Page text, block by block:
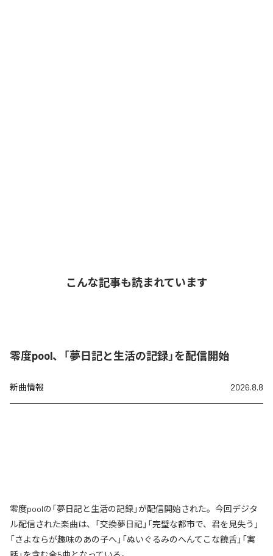
こんな記事も読まれています
零度pool、「夢日記と生活の記録」を配信開始
新曲情報 2026.8.8
零度poolの「夢日記と生活の記録」が配信開始された。今回デジタ
ル配信された楽曲は、「交換夢日記」「完璧な都市で、君を見失う」
「さよならが趣味のあの子へ」「ぬいぐるみのへんてこな饒舌」「寓